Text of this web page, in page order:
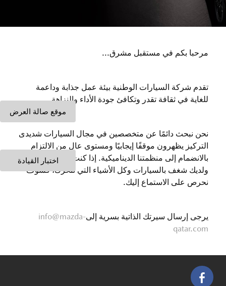
موقع صالة العرض
اختبار القيادة
مرحبا بكم في مستقبل مشرق...
تقدم شركة السيارات الوطنية بيئة عمل جذابة وداعمة
للغاية في ثقافة تقدر وتكافئ جودة الأداء والنزاهة.
نحن نبحث دائمًا عن متخصصين في مجال السيارات شديدى
التركيز يظهرون موقفًا إيجابيًا ومستوى عالٍ من الالتزام
بالانضمام إلى منظمتنا الديناميكية. إذا كنت مدفوعًا بالنجاح
ولديك شغف بالسيارات وكل الأشياء التي تتحرك، فسوف
نحرص على الاستماع إليك.
يرجى إرسال سيرتك الذاتية بسرية إلىinfo@mazda-
qatar.com